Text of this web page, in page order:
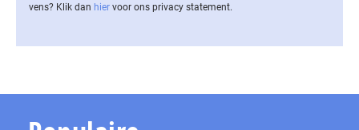
vens? Klik dan hier voor ons privacy statement.